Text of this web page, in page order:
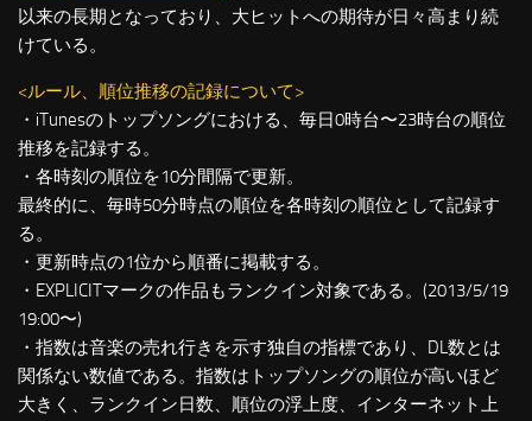
以来の長期となっており、大ヒットへの期待が日々高まり続
けている。
<ルール、順位推移の記録について>
・iTunesのトップソングにおける、毎日0時台〜23時台の順位
推移を記録する。
・各時刻の順位を10分間隔で更新。
最終的に、毎時50分時点の順位を各時刻の順位として記録す
る。
・更新時点の1位から順番に掲載する。
・EXPLICITマークの作品もランクイン対象である。(2013/5/19
19:00〜)
・指数は音楽の売れ行きを示す独自の指標であり、DL数とは
関係ない数値である。指数はトップソングの順位が高いほど
大きく、ランクイン日数、順位の浮上度、インターネット上